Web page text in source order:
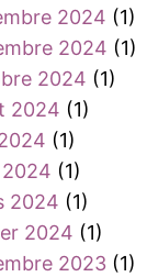
2024 (1)
2024 (1)
2024 (1)
2024 (1)
(1)
(1)
2024 (1)
2024 (1)
2023 (1)